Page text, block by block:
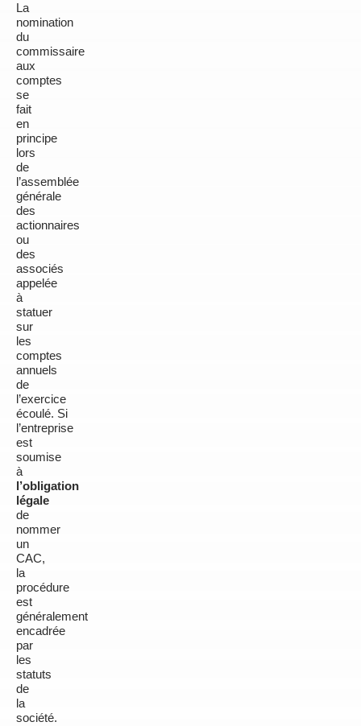
La
nomination
du
commissaire
aux
comptes
se
fait
en
principe
lors
de
l’assemblée
générale
des
actionnaires
ou
des
associés
appelée
à
statuer
sur
les
comptes
annuels
de
l’exercice
écoulé. Si
l’entreprise
est
soumise
à
l’obligation
légale
de
nommer
un
CAC,
la
procédure
est
généralement
encadrée
par
les
statuts
de
la
société.